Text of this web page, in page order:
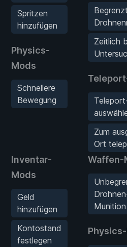
Spritzen
hinzufügen
Physics-
Mods
Schnellere
Bewegung
Zeitlich
Zum
Ort
Inventar-
Mods
Geld
hinzufügen
Kontostand
festlegen
Waffen-
Munition